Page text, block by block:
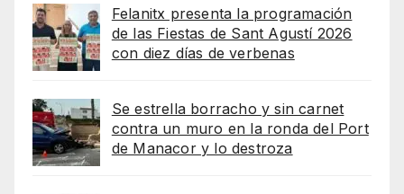
Felanitx presenta la programación
de las Fiestas de Sant Agustí 2026
con diez días de verbenas
Se estrella borracho y sin carnet
contra un muro en la ronda del Port
de Manacor y lo destroza